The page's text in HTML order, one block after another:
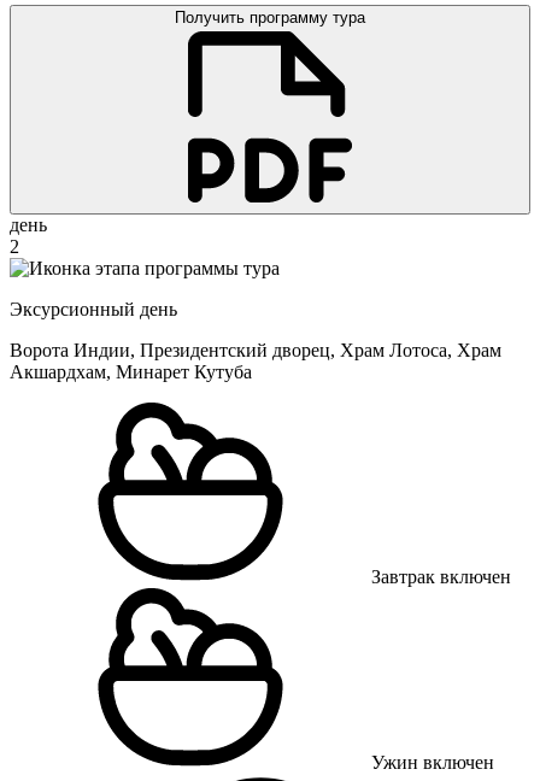
Получить программу тура
день
2
Эксурсионный день
Ворота Индии, Президентский дворец, Храм Лотоса, Храм
Акшардхам, Минарет Кутуба
Завтрак включен
Ужин включен